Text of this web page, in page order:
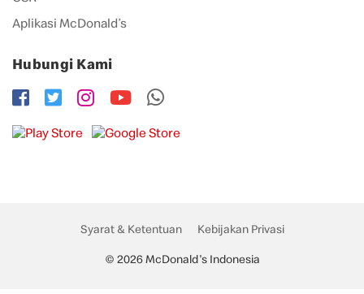
Aplikasi McDonald’s
Hubungi Kami
Syarat & Ketentuan Kebijakan Privasi
© 2026 McDonald's Indonesia